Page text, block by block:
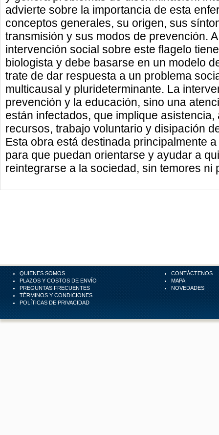
advierte sobre la importancia de esta
conceptos generales, su origen, sus
transmisión y sus modos de prevención.
intervención social sobre este flagelo
biologista y debe basarse en un modelo
trate de dar respuesta a un problema
multicausal y plurideterminante. La
prevención y la educación, sino una
están infectados, que implique
recursos, trabajo voluntario y disipación
Esta obra está destinada principalmente
para que puedan orientarse y ayudar a
reintegrarse a la sociedad, sin temores ni
QUIENES SOMOS
PLAZOS Y COSTOS DE ENVÍO
PREGUNTAS FRECUENTES
TÉRMINOS Y CONDICIONES
POLÍTICAS DE PRIVACIDAD
CONTÁCTENOS
MAPA
NOVEDADES